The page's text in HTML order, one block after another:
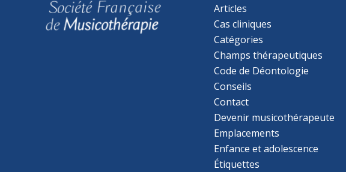
Articles
Cas cliniques
Catégories
Champs thérapeutiques
Code de Déontologie
Conseils
Contact
Devenir musicothérapeute
Emplacements
Enfance et adolescence
Étiquettes